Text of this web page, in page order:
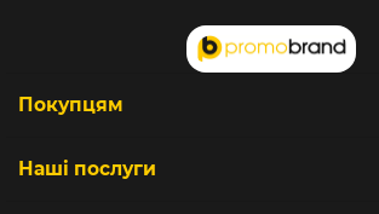
Покупцям
Наші послуги